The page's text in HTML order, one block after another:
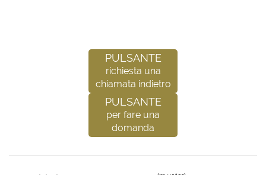
Pulsante
richiesta una
chiamata indietro
Pulsante
per fare una
domanda